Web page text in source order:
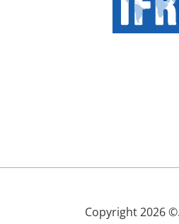
Copyright 2026